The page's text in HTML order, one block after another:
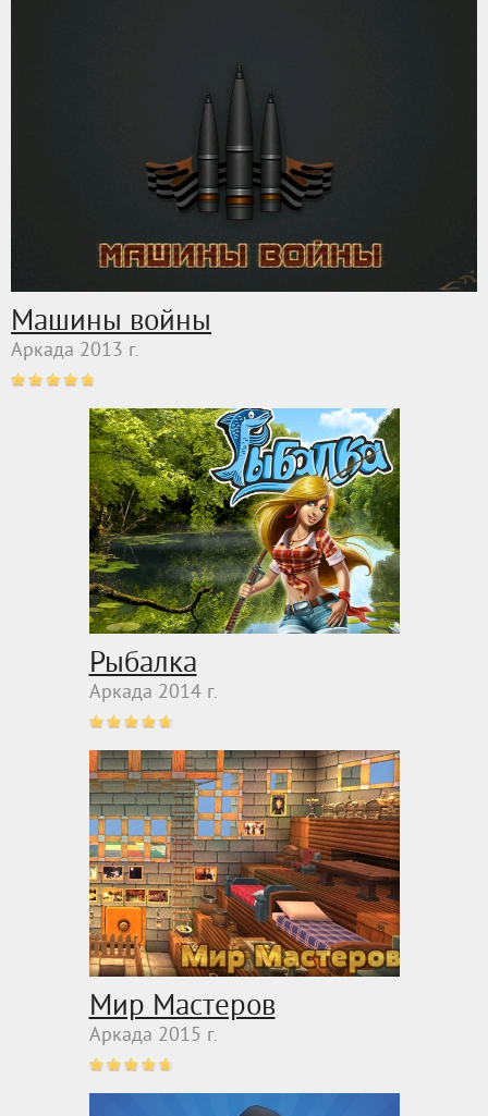
Машины войны
Аркада 2013 г.
Рыбалка
Аркада 2014 г.
Мир Мастеров
Аркада 2015 г.